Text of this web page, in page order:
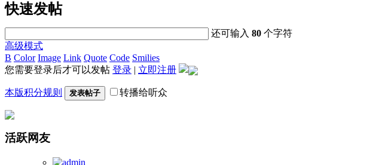
快速发帖
还可输入80 个字符
高级模式
B Color Image Link Quote Code Smilies
您需要登录后才可以发帖 登录 | 立即注册
本版积分规则 发表帖子 转播给听众
活跃网友